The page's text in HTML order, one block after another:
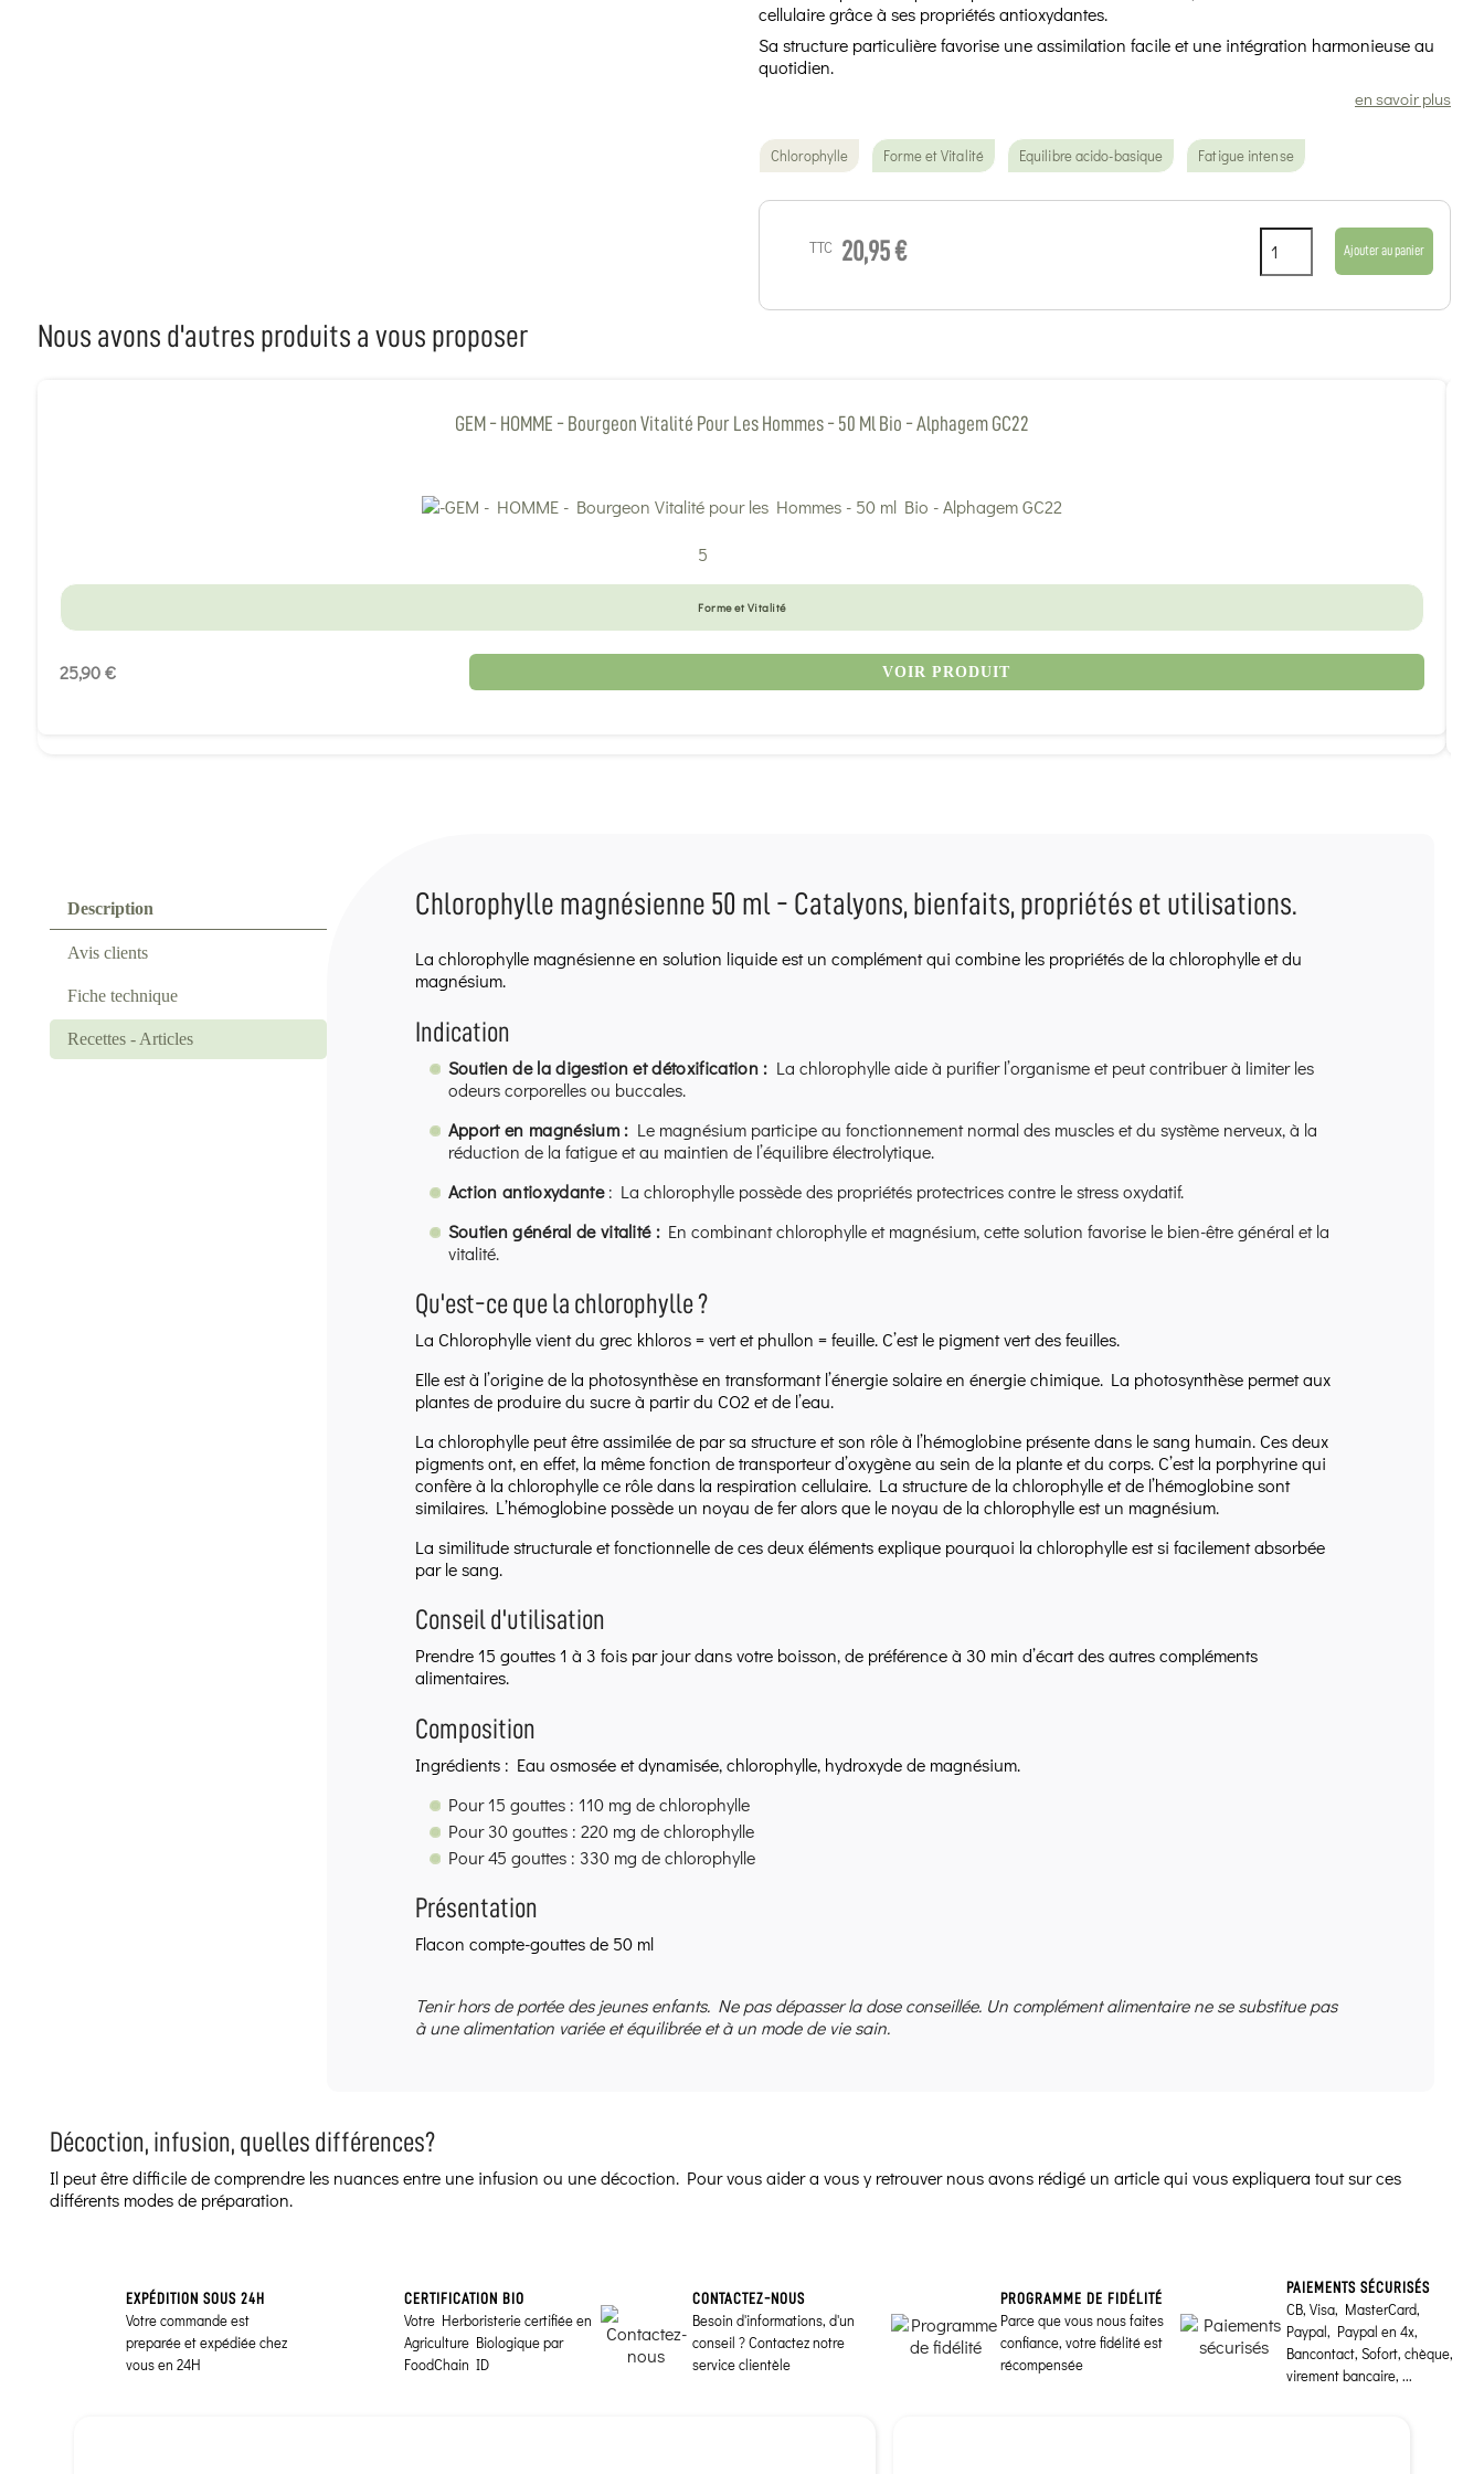
cellulaire grâce à ses propriétés antioxydantes.
Sa structure particulière favorise une assimilation facile et une intégration harmonieuse au
quotidien.
en savoir plus
Chlorophylle Forme et Vitalité Equilibre acido-basique Fatigue intense
TTC 20,95 € Ajouter au panier
Description
Avis clients
Fiche technique
Recettes - Articles
Chlorophylle magnésienne 50 ml - Catalyons, bienfaits, propriétés et utilisations.
La chlorophylle magnésienne en solution liquide est un complément qui combine les propriétés de la chlorophylle et du
magnésium.
Indication
Soutien de la digestion et détoxification : La chlorophylle aide à purifier l’organisme et peut contribuer à limiter les
odeurs corporelles ou buccales.
Apport en magnésium : Le magnésium participe au fonctionnement normal des muscles et du système nerveux, à la
réduction de la fatigue et au maintien de l’équilibre électrolytique.
Action antioxydante: La chlorophylle possède des propriétés protectrices contre le stress oxydatif.
Soutien général de vitalité : En combinant chlorophylle et magnésium, cette solution favorise le bien-être général et la
vitalité.
Qu'est-ce que la chlorophylle ?
La Chlorophylle vient du grec khloros = vert et phullon = feuille. C’est le pigment vert des feuilles.
Elle est à l’origine de la photosynthèse en transformant l’énergie solaire en énergie chimique. La photosynthèse permet aux
plantes de produire du sucre à partir du CO2 et de l’eau.
La chlorophylle peut être assimilée de par sa structure et son rôle à l’hémoglobine présente dans le sang humain. Ces deux
pigments ont, en effet, la même fonction de transporteur d’oxygène au sein de la plante et du corps. C’est la porphyrine qui
confère à la chlorophylle ce rôle dans la respiration cellulaire. La structure de la chlorophylle et de l’hémoglobine sont
similaires. L’hémoglobine possède un noyau de fer alors que le noyau de la chlorophylle est un magnésium.
La similitude structurale et fonctionnelle de ces deux éléments explique pourquoi la chlorophylle est si facilement absorbée
par le sang.
Conseil d'utilisation
Prendre 15 gouttes 1 à 3 fois par jour dans votre boisson, de préférence à 30 min d’écart des autres compléments
alimentaires.
Composition
Ingrédients : Eau osmosée et dynamisée, chlorophylle, hydroxyde de magnésium.
Pour 15 gouttes : 110 mg de chlorophylle
Pour 30 gouttes : 220 mg de chlorophylle
Pour 45 gouttes : 330 mg de chlorophylle
Présentation
Flacon compte-gouttes de 50 ml
Tenir hors de portée des jeunes enfants. Ne pas dépasser la dose conseillée. Un complément alimentaire ne se substitue pas
à une alimentation variée et équilibrée et à un mode de vie sain.
Décoction, infusion, quelles différences?
Il peut être difficile de comprendre les nuances entre une infusion ou une décoction. Pour vous aider a vous y retrouver nous avons rédigé un article qui vous expliquera tout sur ces
différents modes de préparation.
Nous avons d'autres produits a vous proposer
GEM - HOMME - Bourgeon Vitalité Pour Les Hommes - 50 Ml Bio - Alphagem GC22
5
Forme et Vitalité
25,90 € VOIR PRODUIT
EXPÉDITION SOUS 24H
Votre commande est
preparée et expédiée chez
vous en 24H
CERTIFICATION BIO
Votre Herboristerie certifiée en
Agriculture Biologique par
FoodChain ID
CONTACTEZ-NOUS
Besoin d'informations, d'un
conseil ? Contactez notre
service clientèle
PROGRAMME DE FIDÉLITÉ
Parce que vous nous faites
confiance, votre fidélité est
récompensée
PAIEMENTS SÉCURISÉS
CB, Visa, MasterCard,
Paypal, Paypal en 4x,
Bancontact, Sofort, chèque,
virement bancaire, ...